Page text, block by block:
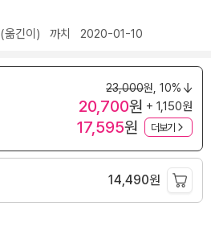
(옮긴이) 까치 2020-01-10
23,000원, 10%
20,700원 + 1,150원
17,595원 더보기
14,490원